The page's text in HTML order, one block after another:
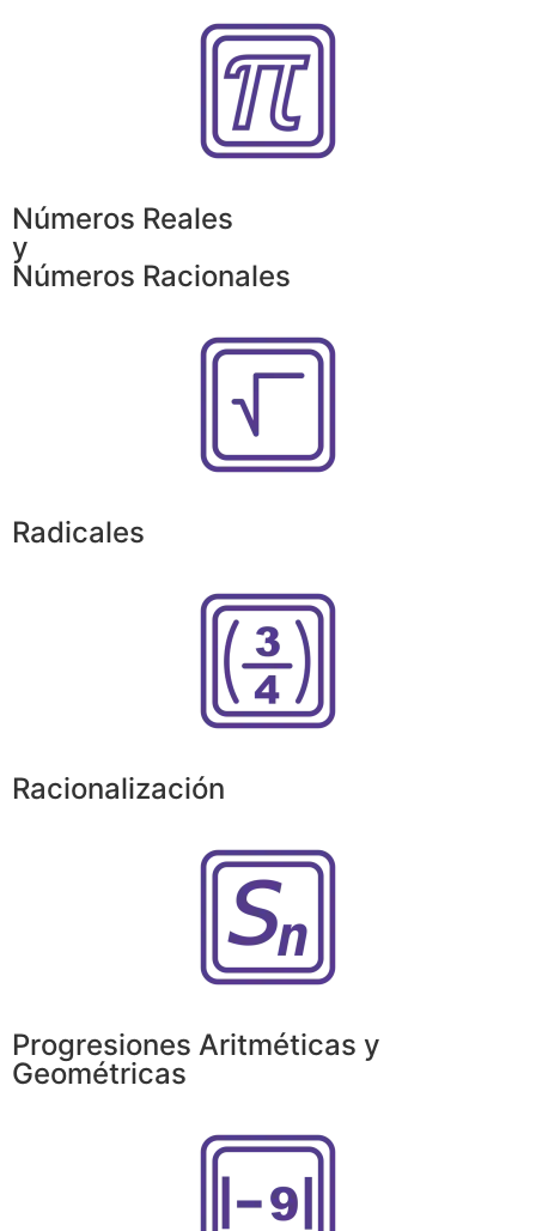
Números Reales
y
Números Racionales
Radicales
Racionalización
Progresiones Aritméticas y
Geométricas